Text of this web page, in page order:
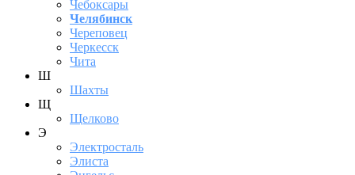
Чебоксары
Челябинск
Череповец
Черкесск
Чита
Ш
Шахты
Щ
Щелково
Э
Электросталь
Элиста